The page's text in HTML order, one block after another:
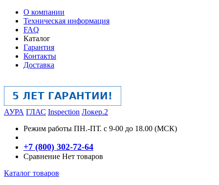
О компании
Техническая информация
FAQ
Каталог
Гарантия
Контакты
Доставка
АУРА ГЛАС Inspection Локер.2
Режим работы ПН.-ПТ. с 9-00 до 18.00 (МСК)
+7 (800) 302-72-64
Сравнение Нет товаров
Каталог товаров